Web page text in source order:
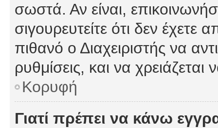
σωστά. Αν είναι,
σιγουρευτείτε ότι δεν έχετε
πιθανό ο Διαχειριστής να
ρυθμίσεις, και να χρειάζεται
Κορυφή
Γιατί πρέπει να κάνω